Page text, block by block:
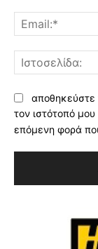
αποθηκεύστε
τον ιστότοπό
επόμενη φορά